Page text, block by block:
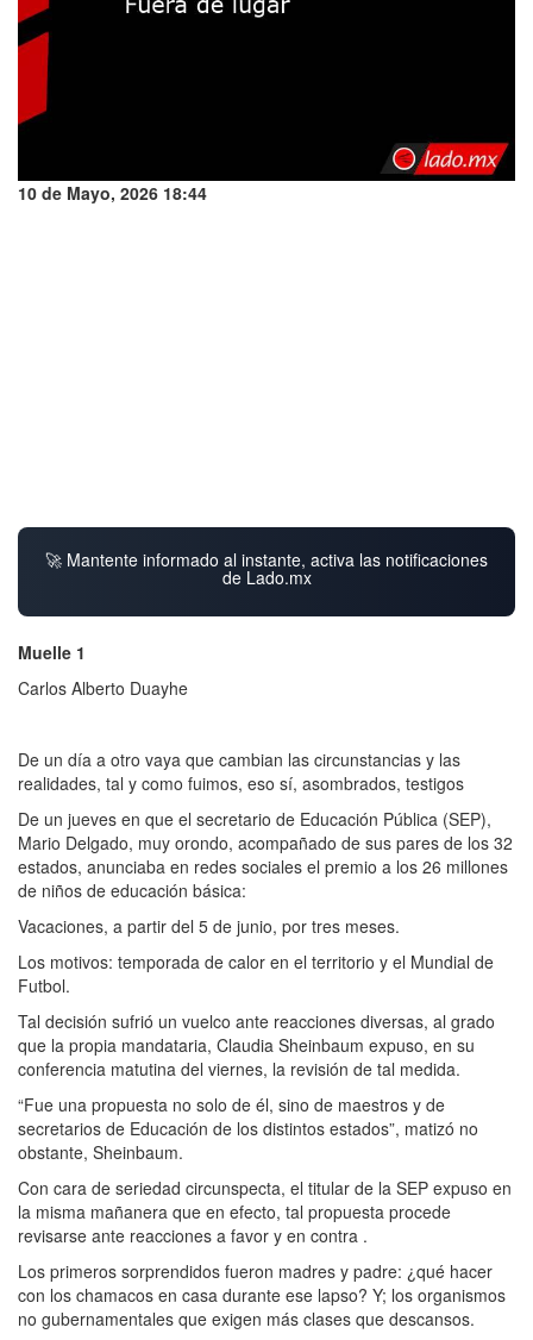
10 de Mayo, 2026 18:44
🚀 Mantente informado al instante, activa las notificaciones
de Lado.mx
Muelle 1
Carlos Alberto Duayhe
De un día a otro vaya que cambian las circunstancias y las
realidades, tal y como fuimos, eso sí, asombrados, testigos
De un jueves en que el secretario de Educación Pública (SEP),
Mario Delgado, muy orondo, acompañado de sus pares de los 32
estados, anunciaba en redes sociales el premio a los 26 millones
de niños de educación básica:
Vacaciones, a partir del 5 de junio, por tres meses.
Los motivos: temporada de calor en el territorio y el Mundial de
Futbol.
Tal decisión sufrió un vuelco ante reacciones diversas, al grado
que la propia mandataria, Claudia Sheinbaum expuso, en su
conferencia matutina del viernes, la revisión de tal medida.
“Fue una propuesta no solo de él, sino de maestros y de
secretarios de Educación de los distintos estados”, matizó no
obstante, Sheinbaum.
Con cara de seriedad circunspecta, el titular de la SEP expuso en
la misma mañanera que en efecto, tal propuesta procede
revisarse ante reacciones a favor y en contra .
Los primeros sorprendidos fueron madres y padre: ¿qué hacer
con los chamacos en casa durante ese lapso? Y; los organismos
no gubernamentales que exigen más clases que descansos.